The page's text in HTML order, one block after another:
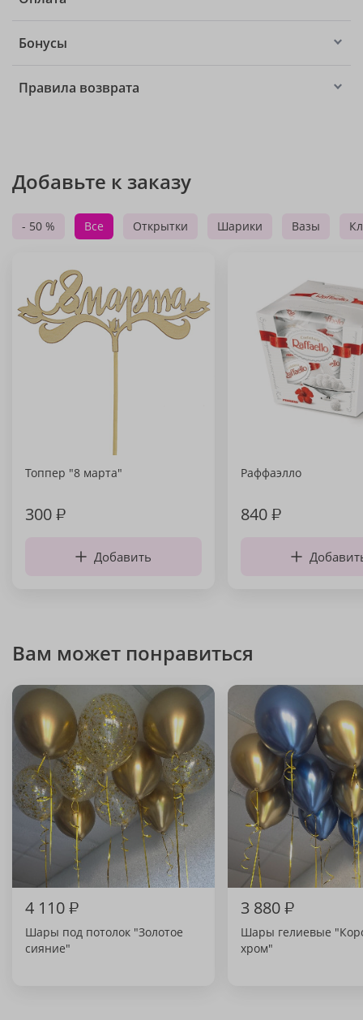
Бонусы
Правила возврата
Добавьте к заказу
- 50 % Все Открытки Шарики Вазы
Топпер "8 марта"
300₽
Добавить
Раффаэлло
840₽
Вам может понравиться
4 110₽
Шары под потолок "Золотое
сияние"
3 880₽
Шары гелиевые
хром"